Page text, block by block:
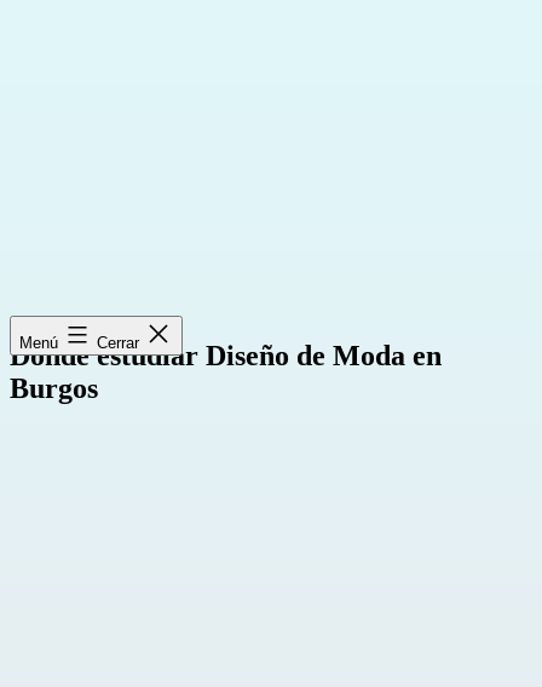
Menú Cerrar
Donde estudiar Diseño de Moda en
Burgos